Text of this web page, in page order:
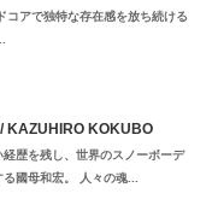
コアで独特な存在感を放ち続ける
KAZUHIRO KOKUBO
歴を残し、世界のスノーボーデ
國母和宏。 人々の魂...